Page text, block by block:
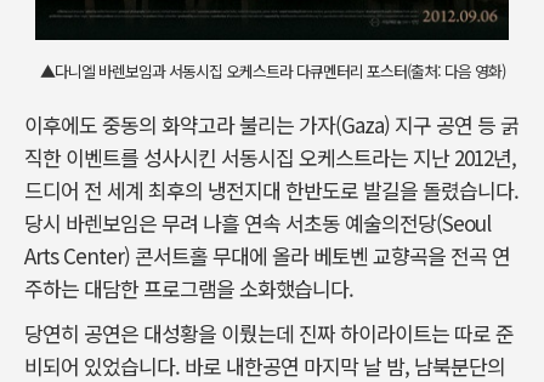
▲다니엘 바렌보임과 서동시집 오케스트라 다큐멘터리 포스터(출처: 다음 영화)
이후에도 중동의 화약고라 불리는 가자(Gaza) 지구 공연 등 굵
직한 이벤트를 성사시킨 서동시집 오케스트라는 지난 2012년,
드디어 전 세계 최후의 냉전지대 한반도로 발길을 돌렸습니다.
당시 바렌보임은 무려 나흘 연속 서초동 예술의전당(Seoul
Arts Center) 콘서트홀 무대에 올라 베토벤 교향곡을 전곡 연
주하는 대담한 프로그램을 소화했습니다.
당연히 공연은 대성황을 이뤘는데 진짜 하이라이트는 따로 준
비되어 있었습니다. 바로 내한공연 마지막 날 밤, 남북분단의